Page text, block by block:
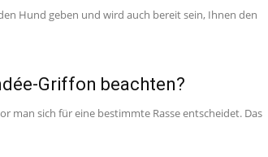
Hund geben und wird auch bereit sein, Ihnen den
Griffon beachten?
man sich für eine bestimmte Rasse entscheidet. Das